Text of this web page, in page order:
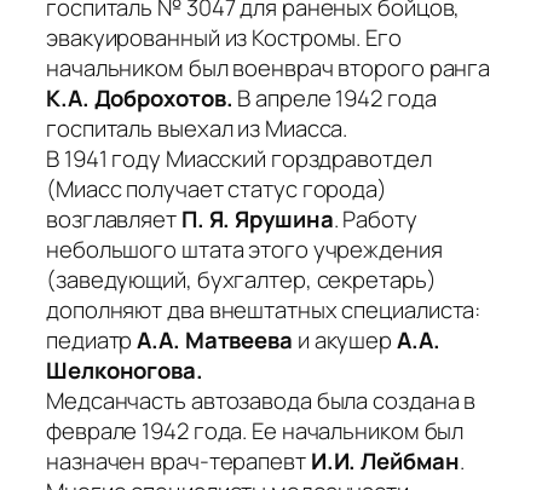
госпиталь № 3047 для раненых бойцов,
эвакуированный из Костромы. Его
начальником был военврач второго ранга
К.А. Доброхотов. В апреле 1942 года
госпиталь выехал из Миасса.
В 1941 году Миасский горздравотдел
(Миасс получает статус города)
возглавляетП. Я. Ярушина. Работу
небольшого штата этого учреждения
(заведующий, бухгалтер, секретарь)
дополняют два внештатных специалиста:
педиатрА.А. Матвеева и акушерА.А.
Шелконогова.
Медсанчасть автозавода была создана в
феврале 1942 года. Ее начальником был
назначен врач-терапевтИ.И. Лейбман.